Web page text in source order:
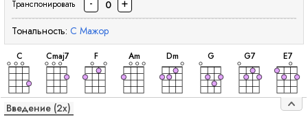
Транспонировать 0
Тональность: C Мажор
C
аккорд
Cmaj7
аккорд
F
аккорд
Am
аккорд
Dm
аккорд
G
аккорд
G7
аккорд
E7
Введение (2x)